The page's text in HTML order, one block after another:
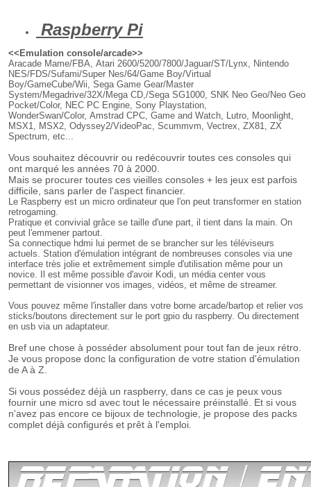
Raspberry Pi
<<Emulation console/arcade>>
Aracade Mame/FBA, Atari 2600/5200/7800/Jaguar/ST/Lynx, Nintendo
NES/FDS/Sufami/Super Nes/64/Game Boy/Virtual
Boy/GameCube/Wii, Sega Game Gear/Master
System/Megadrive/32X/Mega CD,/Sega SG1000, SNK Neo Geo/Neo Geo
Pocket/Color, NEC PC Engine, Sony Playstation,
WonderSwan/Color, Amstrad CPC, Game and Watch, Lutro, Moonlight,
MSX1, MSX2, Odyssey2/VideoPac, Scummvm, Vectrex, ZX81, ZX
Spectrum, etc...
Vous souhaitez découvrir ou redécouvrir toutes ces consoles qui
ont marqué les années 70 à 2000.
Mais se procurer toutes ces vieilles consoles + les jeux est parfois
difficile, sans parler de l'aspect financier.
Le Raspberry est un micro ordinateur que l'on peut transformer en station
retrogaming.
Pratique et convivial grâce se taille d'une part, il tient dans la main. On
peut l'emmener partout.
Sa connectique hdmi lui permet de se brancher sur les téléviseurs
actuels. Station d'émulation intégrant de nombreuses consoles via une
interface très jolie et extrêmement simple d'utilisation même pour un
novice. Il est même possible d'avoir Kodi, un média center vous
permettant de visionner vos images, vidéos, et même de streamer.
Vous pouvez même l'installer dans votre borne arcade/bartop et relier vos
sticks/boutons directement sur le port gpio du raspberry. Ou directement
en usb via un adaptateur.
Bref une chose à posséder absolument pour tout fan de jeux rétro.
Je vous propose donc la configuration de votre station d'émulation
de A à Z.
Si vous possédez déjà un raspberry, dans ce cas je peux vous
fournir une micro sd avec tout le nécessaire préinstallé. Et si vous
n'avez pas encore ce bijoux de technologie, je propose des packs
complet déjà configurés et prêt à l'emploi.